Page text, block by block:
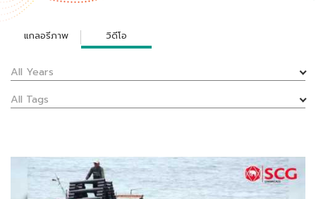
แกลอรีภาพ วิดีโอ
All Years
All Tags